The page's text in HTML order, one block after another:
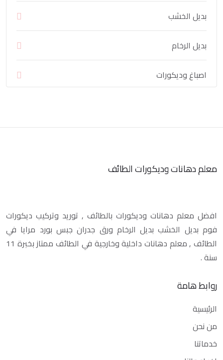
بديل الخشب
بديل الرخام
اصباغ وديكورات
معلم دهانات وديكورات الطائف
افضل معلم دهانات وديكورات بالطائف , توريد وتركيب ديكورات
فوم بديل الخشب بديل الرخام ورق جدران جبس بورد مرايا في
الطائف , معلم دهانات داخلية وخارجية في الطائف ممتاز بخبرة 11
سنة .
روابط هامة
الرئيسية
من نحن
خدماتنا